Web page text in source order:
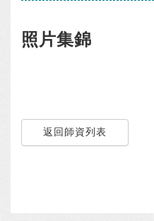
照片集錦
返回師資列表